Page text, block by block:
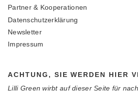
Partner & Kooperationen
Datenschutzerklärung
Newsletter
Impressum
ACHTUNG, SIE WERDEN HIER
Lilli Green wirbt auf dieser Seite für